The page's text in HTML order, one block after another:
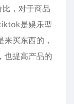
，对于商品
是娱乐型
买东西的，
也提高产品的